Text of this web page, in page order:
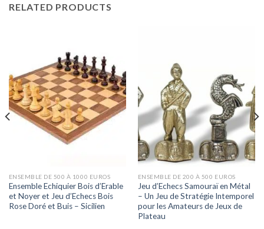
RELATED PRODUCTS
ENSEMBLE DE 500 À 1000 EUROS
Ensemble Echiquier Bois d’Erable
et Noyer et Jeu d’Echecs Bois
Rose Doré et Buis – Sicilien
ENSEMBLE DE 200 À 500 EUROS
Jeu d’Echecs Samouraï en Métal
– Un Jeu de Stratégie Intemporel
pour les Amateurs de Jeux de
Plateau